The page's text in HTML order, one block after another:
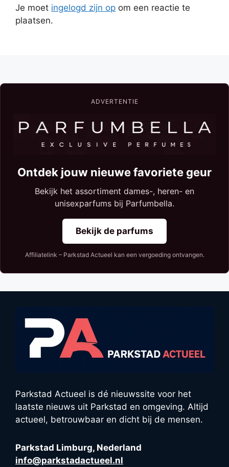
Je moet ingelogd zijn op om een reactie te
plaatsen.
ADVERTENTIE
Ontdek jouw nieuwe favoriete geur
Bekijk het assortiment dames-, heren- en
unisexparfums bij Parfumbella.
Bekijk de parfums
Affiliatelink – Parkstad Actueel kan een vergoeding ontvangen.
Parkstad Actueel is dé nieuwssite voor het
laatste nieuws uit Parkstad en omgeving. Altijd
actueel, betrouwbaar en dicht bij de mensen.
Parkstad Limburg, Nederland
info@parkstadactueel.nl